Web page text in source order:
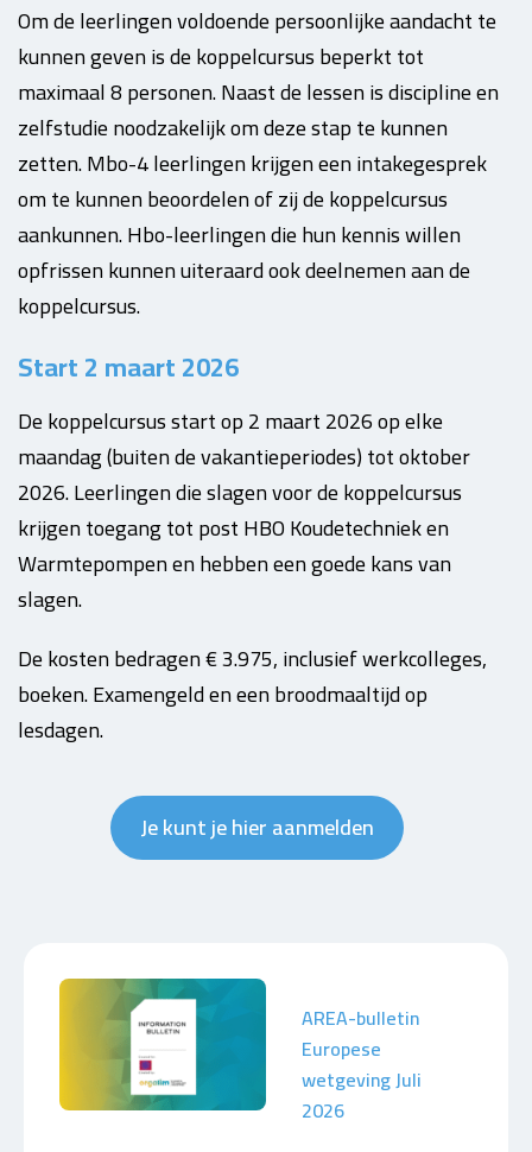
Om de leerlingen voldoende persoonlijke aandacht te
kunnen geven is de koppelcursus beperkt tot
maximaal 8 personen. Naast de lessen is discipline en
zelfstudie noodzakelijk om deze stap te kunnen
zetten. Mbo-4 leerlingen krijgen een intakegesprek
om te kunnen beoordelen of zij de koppelcursus
aankunnen. Hbo-leerlingen die hun kennis willen
opfrissen kunnen uiteraard ook deelnemen aan de
koppelcursus.
Start 2 maart 2026
De koppelcursus start op 2 maart 2026 op elke
maandag (buiten de vakantieperiodes) tot oktober
2026.Leerlingen die slagen voor de koppelcursus
krijgen toegang tot post HBO Koudetechniek en
Warmtepompen en hebben een goede kans van
slagen.
De kosten bedragen € 3.975, inclusief werkcolleges,
boeken. Examengeld en een broodmaaltijd op
lesdagen.
Je kunt je hier aanmelden
AREA-bulletin
Europese
wetgeving Juli
2026